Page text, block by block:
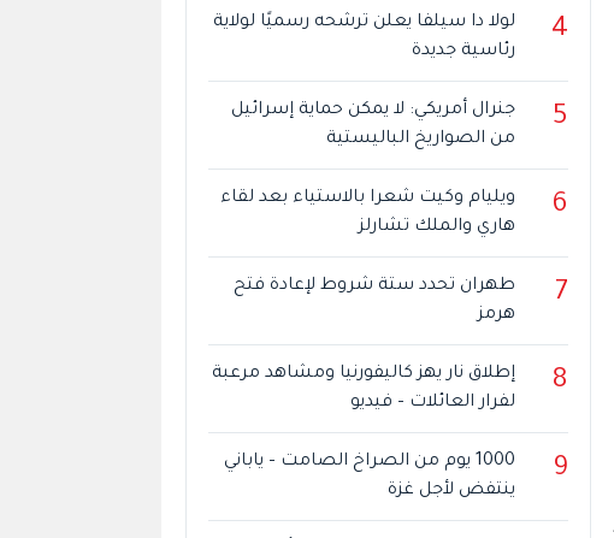
4
لولا دا سيلفا يعلن ترشحه رسميًا لولاية
رئاسية جديدة
5
جنرال أمريكي: لا يمكن حماية إسرائيل
من الصواريخ الباليستية
6
ويليام وكيت شعرا بالاستياء بعد لقاء
هاري والملك تشارلز
7
طهران تحدد ستة شروط لإعادة فتح
هرمز
8
إطلاق نار يهز كاليفورنيا ومشاهد مرعبة
لفرار العائلات – فيديو
9
1000 يوم من الصراخ الصامت – ياباني
ينتفض لأجل غزة